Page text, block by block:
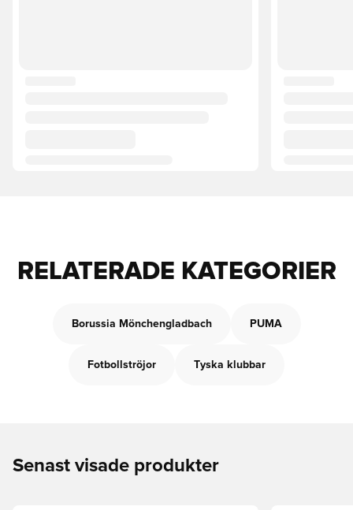
RELATERADE KATEGORIER
Borussia Mönchengladbach PUMA
Fotbollströjor Tyska klubbar
Senast visade produkter